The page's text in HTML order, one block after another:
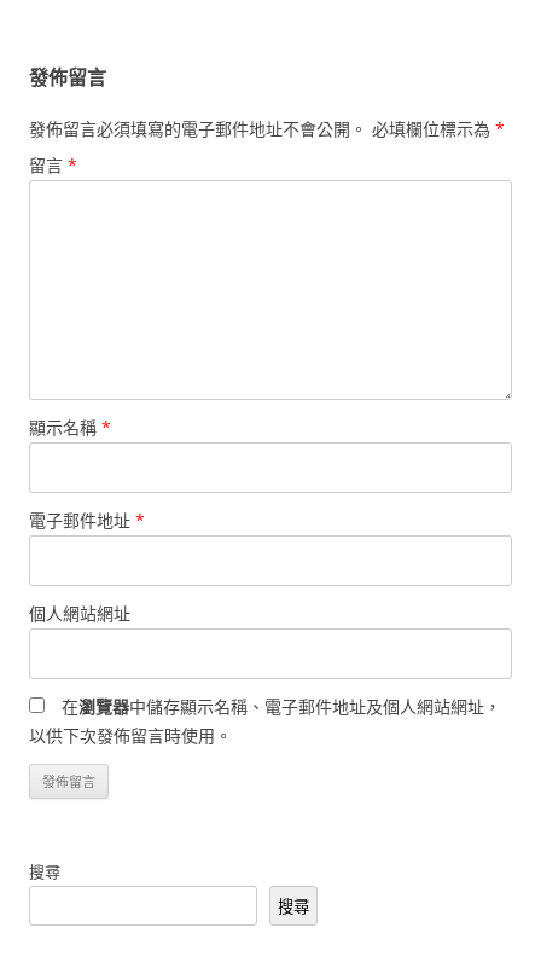
發佈留言
發佈留言必須填寫的電子郵件地址不會公開。 必填欄位標示為 *
留言 *
顯示名稱 *
電子郵件地址 *
個人網站網址
在瀏覽器中儲存顯示名稱、電子郵件地址及個人網站網址，
以供下次發佈留言時使用。
搜尋
搜尋